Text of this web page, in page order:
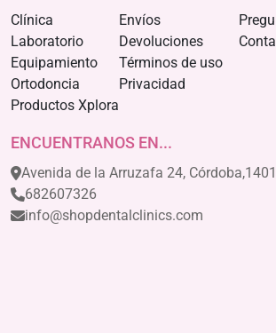
Clínica
Laboratorio
Equipamiento
Ortodoncia
Productos Xplora
Envíos
Devoluciones
Términos de uso
Privacidad
ENCUENTRANOS EN...
Avenida de la Arruzafa 24,
682607326
info@shopdentalclinics.com